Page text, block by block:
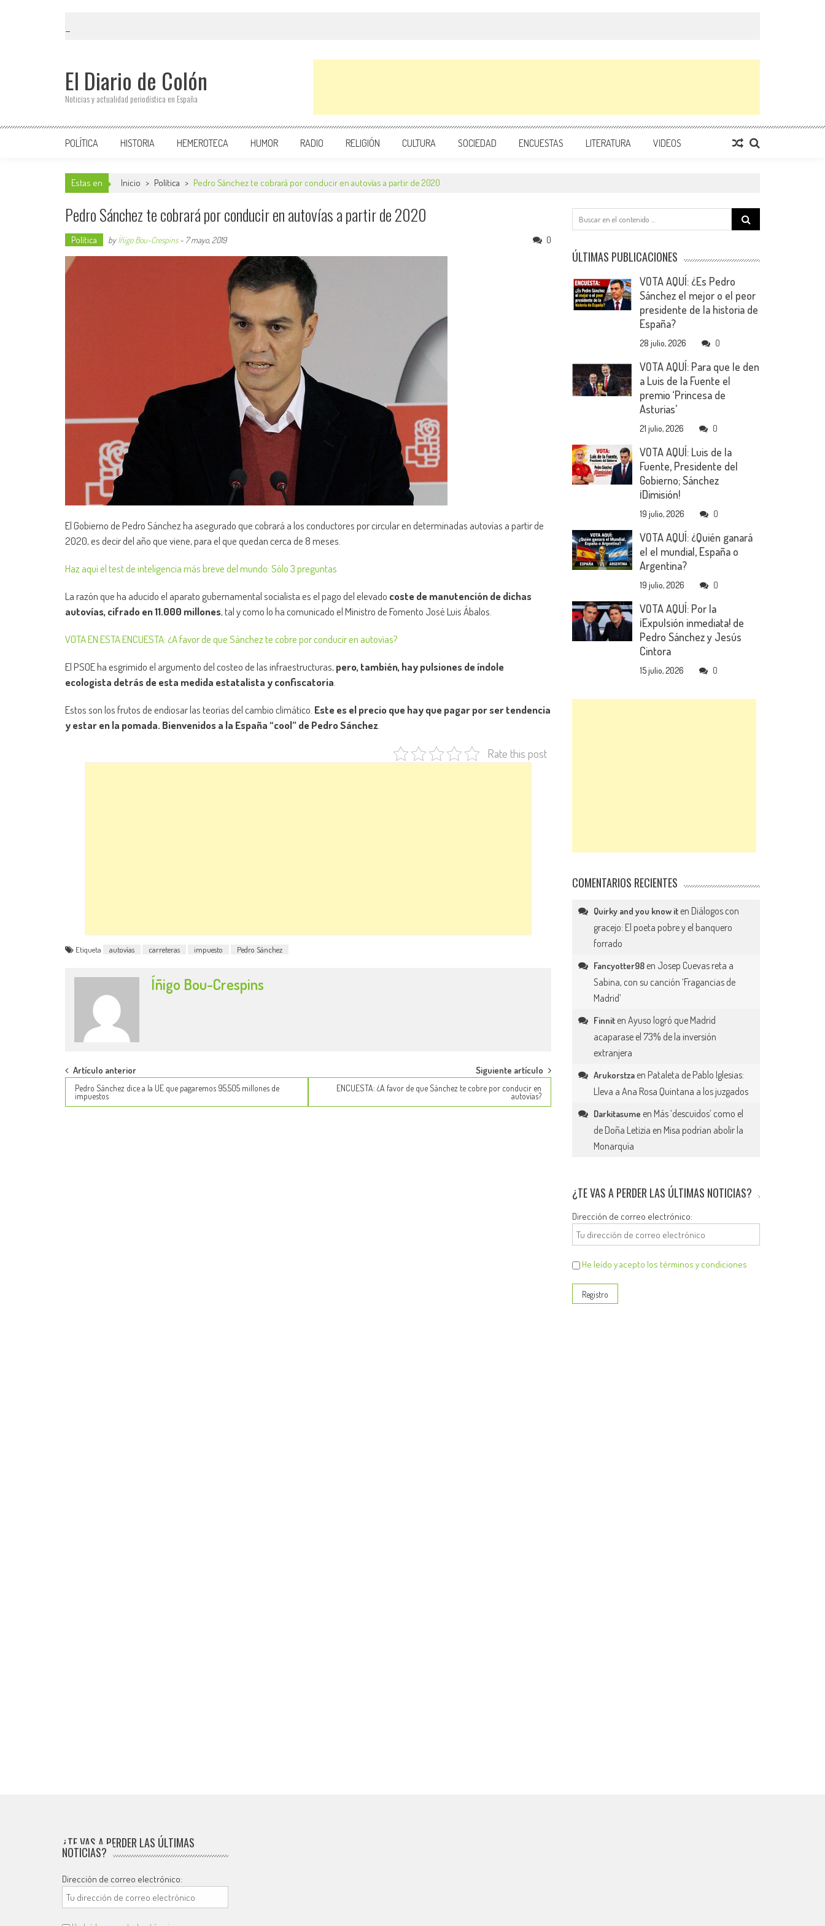
El Diario de Colón
Noticias y actualidad periodística en España
POLÍTICA HISTORIA HEMEROTECA HUMOR RADIO RELIGIÓN CULTURA SOCIEDAD ENCUESTAS LITERATURA VIDEOS
Estas en Inicio > Política > Pedro Sánchez te cobrará por conducir en autovías a partir de 2020
Pedro Sánchez te cobrará por conducir en autovías a partir de 2020
Política byÍñigo Bou-Crespins- 7 mayo, 2019 0
El Gobierno de Pedro Sánchez ha asegurado que cobrará a los conductores por circular en determinadas autovías a partir de
2020, es decir del año que viene, para el que quedan cerca de 8 meses.
Haz aquí el test de inteligencia más breve del mundo: Sólo 3 preguntas
La razón que ha aducido el aparato gubernamental socialista es el pago del elevado coste de manutención de dichas
autovías, cifrado en 11.000 millones, tal y como lo ha comunicado el Ministro de Fomento José Luis Ábalos.
VOTA EN ESTA ENCUESTA: ¿A favor de que Sánchez te cobre por conducir en autovías?
El PSOE ha esgrimido el argumento del costeo de las infraestructuras, pero, también, hay pulsiones de índole
ecologista detrás de esta medida estatalista y confiscatoria
Estos son los frutos de endiosar las teorías del cambio climático. Este es el precio que hay que pagar por ser tendencia
y estar en la pomada. Bienvenidos a la España “cool” de Pedro Sánchez
Rate this post
Etiqueta autovías carreteras impuesto Pedro Sánchez
Íñigo Bou-Crespins
Post
navigation
Artículo anterior
Pedro Sánchez dice a la UE que pagaremos 95.505 millones de
impuestos
Siguiente artículo
ENCUESTA: ¿A favor de que Sánchez te cobre por conducir en
autovías?
Search
for:
ÚLTIMAS PUBLICACIONES
VOTA AQUÍ: ¿Es Pedro
Sánchez el mejor o el peor
presidente de la historia de
España?
28 julio, 2026 0
VOTA AQUÍ: Para que le den
a Luis de la Fuente el
premio ‘Princesa de
Asturias’
21 julio, 2026 0
VOTA AQUÍ: Luis de la
Fuente, Presidente del
Gobierno; Sánchez
¡Dimisión!
19 julio, 2026 0
VOTA AQUÍ: ¿Quién ganará
el el mundial, España o
Argentina?
19 julio, 2026 0
VOTA AQUÍ: Por la
¡Expulsión inmediata! de
Pedro Sánchez y Jesús
Cintora
15 julio, 2026 0
COMENTARIOS RECIENTES
Quirky and you know it en Diálogos con
gracejo: El poeta pobre y el banquero
forrado
Fancyotter98 en Josep Cuevas reta a
Sabina, con su canción ‘Fragancias de
Madrid’
Finnit enAyuso logró que Madrid
acaparase el 73% de la inversión
extranjera
Arukorstza en Pataleta de Pablo Iglesias:
Lleva a Ana Rosa Quintana a los juzgados
Darkitasume en Más ‘descuidos’ como el
de Doña Letizia en Misa podrían abolir la
Monarquía
¿TE VAS A PERDER LAS ÚLTIMAS NOTICIAS?
Dirección de correo electrónico:
He leído y acepto los términos y condiciones
¿TE VAS A PERDER LAS ÚLTIMAS
NOTICIAS?
Dirección de correo electrónico: